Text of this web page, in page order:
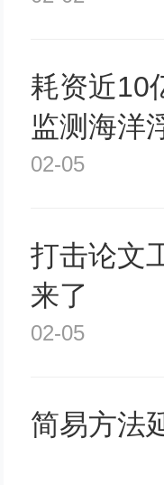
耗资近10
监测海洋
02-05
打击论文
来了
02-05
简易方法